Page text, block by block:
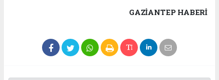
GAZIANTEP HABERİ